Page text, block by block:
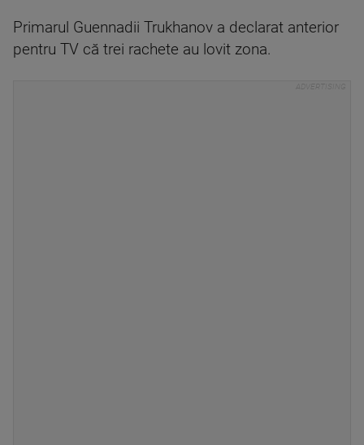
Primarul Guennadii Trukhanov a declarat anterior
pentru TV că trei rachete au lovit zona.